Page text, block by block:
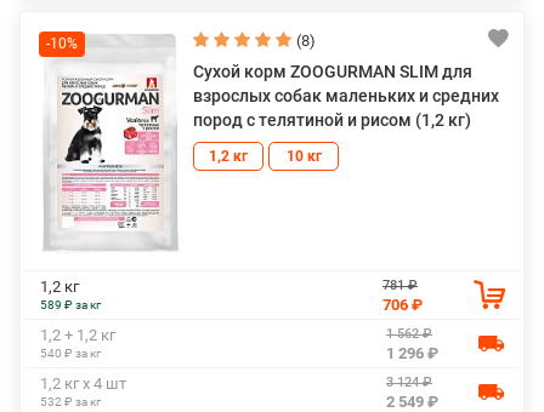
-10% (8)
Сухой корм ZOOGURMAN SLIM для
взрослых собак маленьких и средних
пород с телятиной и рисом (1,2 кг)
1,2 кг 10 кг
1,2 кг
589 ₽ за кг
781 ₽
706 ₽
1,2 + 1,2 кг
540 ₽ за кг
1 562 ₽
1 296 ₽
1,2 кг х 4 шт
532 ₽ за кг
3 124 ₽
2 549 ₽